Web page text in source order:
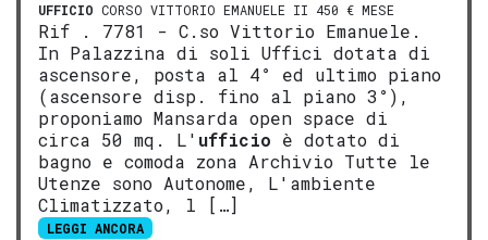
UFFICIO CORSO VITTORIO EMANUELE II 450 € MESE
Rif . 7781 - C.so Vittorio Emanuele.
In Palazzina di soli Uffici dotata di
ascensore, posta al 4° ed ultimo piano
(ascensore disp. fino al piano 3°),
proponiamo Mansarda open space di
circa 50 mq. L' ufficio è dotato di
bagno e comoda zona Archivio Tutte le
Utenze sono Autonome, L'ambiente
Climatizzato, l […]
LEGGI ANCORA